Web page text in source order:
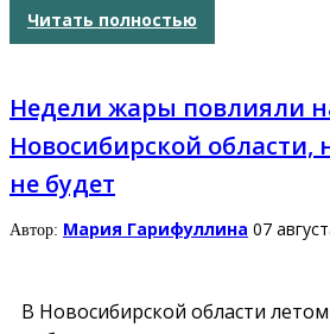
Читать полностью
Недели жары повлияли
Новосибирской
не будет
Автор: Мария Гарифуллина 07
В Новосибирской области